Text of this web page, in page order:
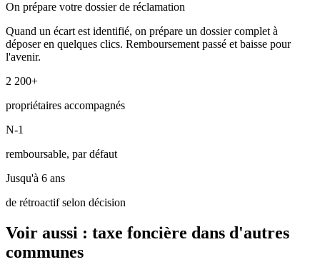
On prépare votre dossier de réclamation
Quand un écart est identifié, on prépare un dossier complet à
déposer en quelques clics. Remboursement passé et baisse pour
l'avenir.
2 200+
propriétaires accompagnés
N-1
remboursable, par défaut
Jusqu'à 6 ans
de rétroactif selon décision
Voir aussi : taxe foncière dans d'autres
communes